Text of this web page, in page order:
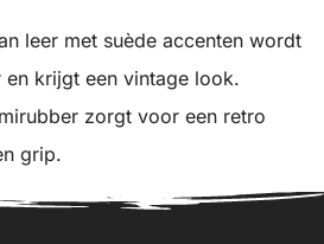
leer met suède accenten wordt
krijgt een vintage look.
zorgt voor een retro
grip.